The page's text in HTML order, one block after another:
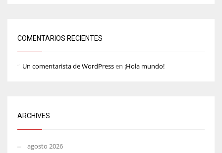
COMENTARIOS RECIENTES
Un comentarista de WordPressen ¡Hola mundo!
ARCHIVES
agosto 2026